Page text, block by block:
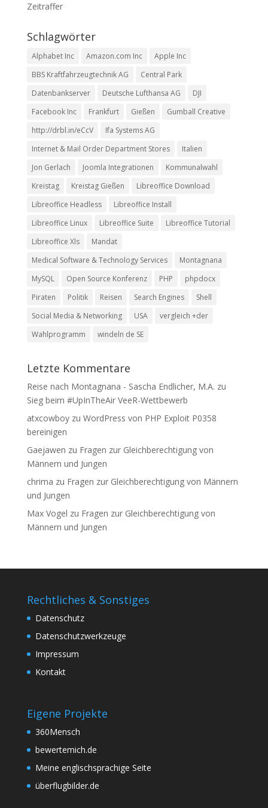
Zeitraffer
Schlagwörter
Alphabet Inc Amazon.com Inc
Apple Inc
BBS Kraftfahrzeugtechnik AG
Central Park
Datenbankserver
Deutsche Lufthansa AG
DJI
Facebook Inc
Frankfurt Gießen
Gumball Creative
http://drbl.in/eCcV
Ifa Systems AG
Internet & Mail Order Department Stores
Italien
Jon Gerlach
Joomla Integrationen
Kommunalwahl
Kreistag
Kreistag Gießen
Libreoffice Download
Libreoffice Headless
Libreoffice Install
Libreoffice Linux
Libreoffice Suite
Libreoffice Tutorial
Libreoffice Xls
Mandat
Medical Software & Technology Services
Montagnana
MySQL
Open Source Konferenz PHP
phpdocx
Piraten
Politik Reisen Search Engines
Shell
Social Media & Networking
USA
vergleich +der
Wahlprogramm
windeln de SE
Letzte Kommentare
Reise nach Montagnana - Sascha Endlicher, M.A. zu
Sieg beim #UpInTheAir VeeR-Wettbewerb
atxcowboyzu WordPress von PHP Exploit P0358
bereinigen
Gaejawen zu Fragen zur Gleichberechtigung von
Männern und Jungen
chrima zu Fragen zur Gleichberechtigung von Männern
und Jungen
Max Vogel zu Fragen zur Gleichberechtigung von
Männern und Jungen
Rechtliches & Sonstiges
Datenschutz
Datenschutzwerkzeuge
Impressum
Kontakt
Eigene Projekte
360Mensch
bewertemich.de
Meine englischsprachige Seite
überflugbilder.de